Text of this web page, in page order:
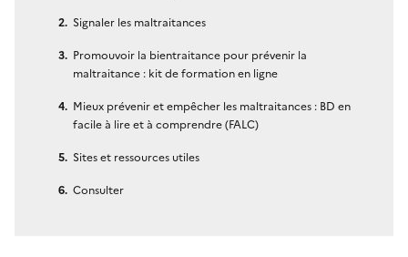
Signaler les maltraitances
Promouvoir la bientraitance pour prévenir la
maltraitance : kit de formation en ligne
Mieux prévenir et empêcher les maltraitances : BD en
facile à lire et à comprendre (FALC)
Sites et ressources utiles
Consulter